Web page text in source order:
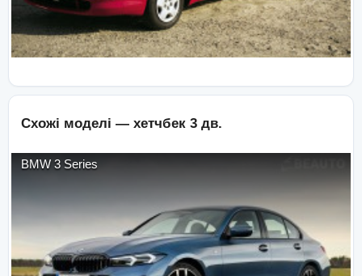
Схожі моделі — хетчбек 3 дв.
BMW 3 Series